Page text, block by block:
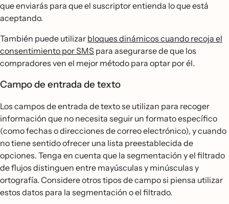
que enviarás para que el suscriptor entienda lo que está
aceptando.
También puede utilizar bloques dinámicos cuando recoja el
consentimiento por SMS para asegurarse de que los
compradores ven el mejor método para optar por él.
Campo de entrada de texto
Los campos de entrada de texto se utilizan para recoger
información que no necesita seguir un formato específico
(como fechas o direcciones de correo electrónico), y cuando
no tiene sentido ofrecer una lista preestablecida de
opciones. Tenga en cuenta que la segmentación y el filtrado
de flujos distinguen entre mayúsculas y minúsculas y
ortografía. Considere otros tipos de campo si piensa utilizar
estos datos para la segmentación o el filtrado.